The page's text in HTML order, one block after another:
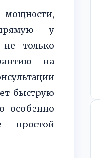
у
не только
на
быструю
особенно
простой